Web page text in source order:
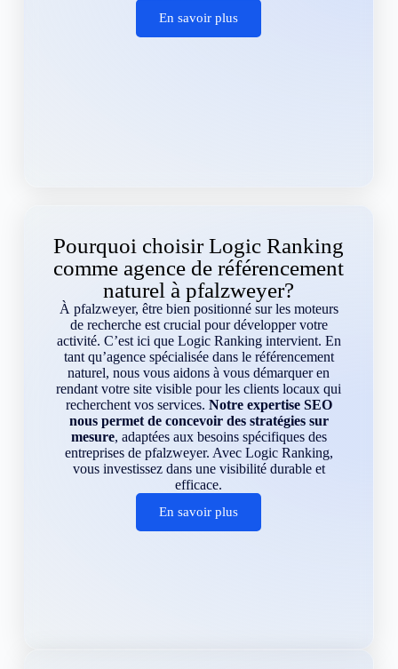
En savoir plus
Pourquoi choisir Logic Ranking
comme agence de référencement
naturel à pfalzweyer?
À pfalzweyer, être bien positionné sur les moteurs
de recherche est crucial pour développer votre
activité. C’est ici que Logic Ranking intervient. En
tant qu’agence spécialisée dans le référencement
naturel, nous vous aidons à vous démarquer en
rendant votre site visible pour les clients locaux qui
recherchent vos services. Notre expertise SEO
nous permet de concevoir des stratégies sur
mesure, adaptées aux besoins spécifiques des
entreprises de pfalzweyer. Avec Logic Ranking,
vous investissez dans une visibilité durable et
efficace.
En savoir plus